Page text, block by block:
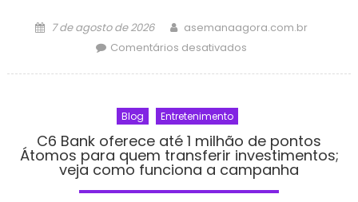
Posted
7 de agosto de 2026 Author
asemanaagora.com.br
Comentários desativadosem
20
mil
na
compra
Blog Entretenimento
C6 Bank oferece até 1 milhão de pontos
Átomos para quem transferir investimentos;
veja como funciona a campanha